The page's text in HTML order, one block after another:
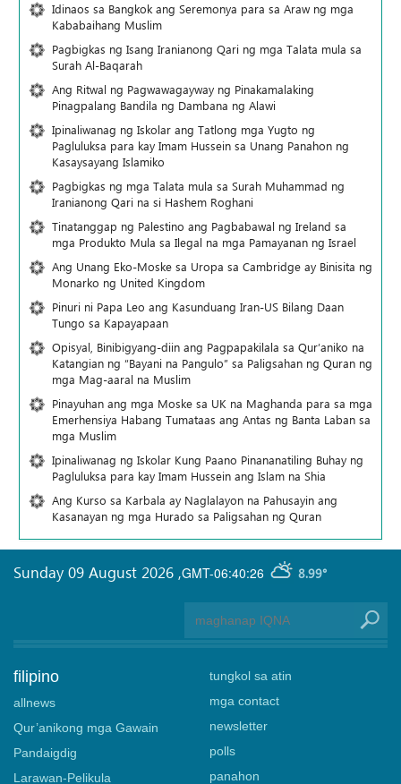
Idinaos sa Bangkok ang Seremonya para sa Araw ng mga
Kababaihang Muslim
Pagbigkas ng Isang Iranianong Qari ng mga Talata mula sa
Surah Al-Baqarah
Ang Ritwal ng Pagwawagayway ng Pinakamalaking
Pinagpalang Bandila ng Dambana ng Alawi
Ipinaliwanag ng Iskolar ang Tatlong mga Yugto ng
Pagluluksa para kay Imam Hussein sa Unang Panahon ng
Kasaysayang Islamiko
Pagbigkas ng mga Talata mula sa Surah Muhammad ng
Iranianong Qari na si Hashem Roghani
Tinatanggap ng Palestino ang Pagbabawal ng Ireland sa
mga Produkto Mula sa Ilegal na mga Pamayanan ng Israel
Ang Unang Eko-Moske sa Uropa sa Cambridge ay Binisita ng
Monarko ng United Kingdom
Pinuri ni Papa Leo ang Kasunduang Iran-US Bilang Daan
Tungo sa Kapayapaan
Opisyal, Binibigyang-diin ang Pagpapakilala sa Qur’aniko na
Katangian ng “Bayani na Pangulo” sa Paligsahan ng Quran ng
mga Mag-aaral na Muslim
Pinayuhan ang mga Moske sa UK na Maghanda para sa mga
Emerhensiya Habang Tumataas ang Antas ng Banta Laban sa
mga Muslim
Ipinaliwanag ng Iskolar Kung Paano Pinananatiling Buhay ng
Pagluluksa para kay Imam Hussein ang Islam na Shia
Ang Kurso sa Karbala ay Naglalayon na Pahusayin ang
Kasanayan ng mga Hurado sa Paligsahan ng Quran
GMT-06:40:26 8.99°
Sunday 09 August 2026 ,
filipino
allnews
Qur’anikong mga Gawain
Pandaigdig
Larawan-Pelikula
tungkol sa atin
mga contact
newsletter
polls
panahon